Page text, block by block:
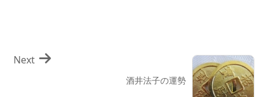
酒井法子の運勢
Next